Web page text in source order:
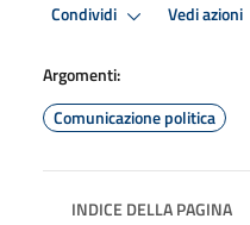
Condividi Vedi azioni
Argomenti:
Comunicazione politica
INDICE DELLA PAGINA